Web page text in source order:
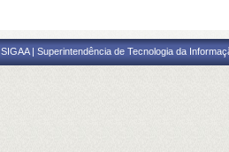
SIGAA | Superintendência de Tecnologia da